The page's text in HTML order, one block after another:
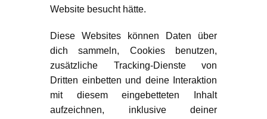
Website besucht hätte.
Diese Websites können Daten über
dich sammeln, Cookies benutzen,
zusätzliche Tracking-Dienste von
Dritten einbetten und deine Interaktion
mit diesem eingebetteten Inhalt
aufzeichnen, inklusive deiner